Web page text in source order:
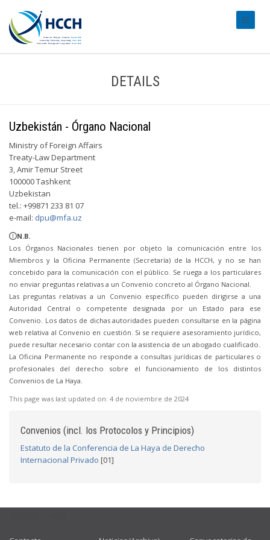
DETAILS
Uzbekistán - Órgano Nacional
Ministry of Foreign Affairs
Treaty-Law Department
3, Amir Temur Street
100000 Tashkent
Uzbekistan
tel.: +99871 233 81 07
e-mail: dpu@mfa.uz
N.B.
Los Órganos Nacionales tienen por objeto la comunicación entre los
Miembros y la Oficina Permanente (Secretaría) de la HCCH, y no se han
concebido para la comunicación con el público. Se ruega a los particulares
no enviar preguntas relativas a un Convenio concreto al Órgano Nacional.
Las preguntas relativas a un Convenio específico pueden dirigirse a una
Autoridad Central o competente designada por un Estado para ese
Convenio. Los datos de dichas autoridades pueden consultarse en la página
web relativa al Convenio en cuestión. Si se requiere asesoramiento jurídico,
puede resultar necesario contar con la asistencia de un abogado cualificado.
La Oficina Permanente no responde a consultas jurídicas de particulares o
profesionales del derecho sobre el funcionamiento de los distintos
Convenios de La Haya.
This page was last updated on: 4 de noviembre de 2024
Convenios (incl. los Protocolos y Principios)
Estatuto de la Conferencia de La Haya de Derecho
Internacional Privado [01]